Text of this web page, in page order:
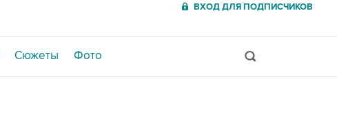
ВХОД ДЛЯ ПОДПИСЧИКОВ
Сюжеты Фото